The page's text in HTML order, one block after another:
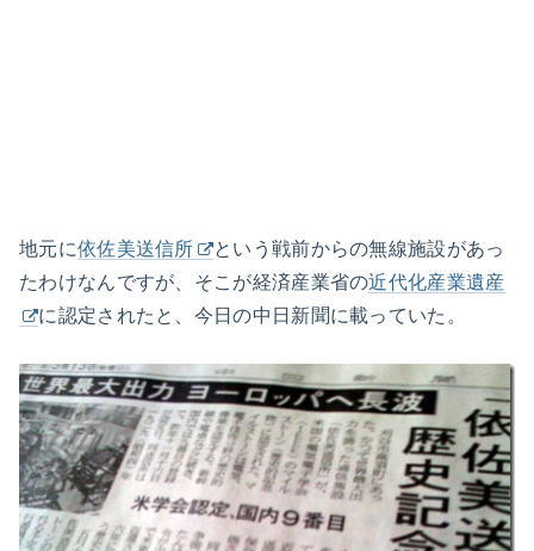
地元に依佐美送信所
という戦前からの無線施設があっ
たわけなんですが、そこが経済産業省の近代化産業遺産
に認定されたと、今日の中日新聞に載っていた。